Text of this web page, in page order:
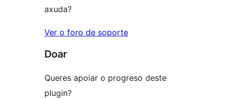
axuda?
Ver o foro de soporte
Doar
Queres apoiar o progreso deste
plugin?